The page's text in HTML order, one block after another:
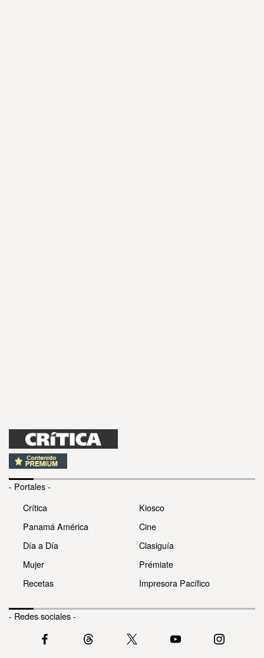
- Portales -
Crítica
Panamá América
Día a Día
Mujer
Recetas
Kiosco
Cine
Clasiguía
Prémiate
Impresora Pacífico
- Redes sociales -